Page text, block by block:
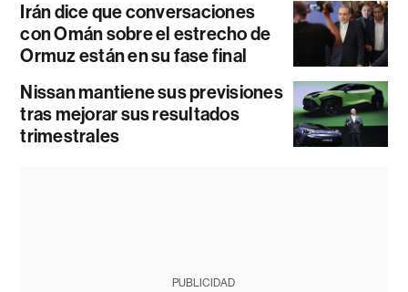
Irán dice que conversaciones
con Omán sobre el estrecho de
Ormuz están en su fase final
Nissan mantiene sus previsiones
tras mejorar sus resultados
trimestrales
PUBLICIDAD